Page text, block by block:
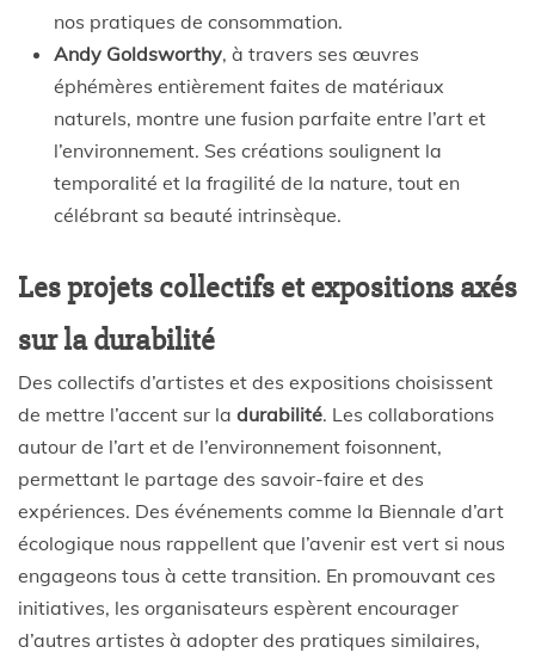
nos pratiques de consommation.
Andy Goldsworthy, à travers ses œuvres
éphémères entièrement faites de matériaux
naturels, montre une fusion parfaite entre l’art et
l’environnement. Ses créations soulignent la
temporalité et la fragilité de la nature, tout en
célébrant sa beauté intrinsèque.
Les projets collectifs et expositions axés
sur la durabilité
Des collectifs d’artistes et des expositions choisissent
de mettre l’accent sur la durabilité. Les collaborations
autour de l’art et de l’environnement foisonnent,
permettant le partage des savoir-faire et des
expériences. Des événements comme la Biennale d’art
écologique nous rappellent que l’avenir est vert si nous
engageons tous à cette transition. En promouvant ces
initiatives, les organisateurs espèrent encourager
d’autres artistes à adopter des pratiques similaires,